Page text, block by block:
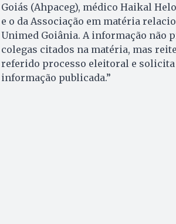
Goiás (Ahpaceg), médico Haikal
e o da Associação em matéria
Unimed Goiânia. A informação não
colegas citados na matéria, mas
referido processo eleitoral e solicita
informação publicada.”